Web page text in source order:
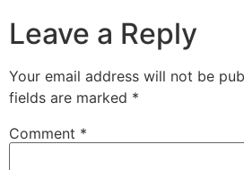
Leave a Reply
Your email address will not be
fields are marked *
Comment *